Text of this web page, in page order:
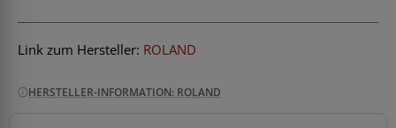
Link zum Hersteller: ROLAND
HERSTELLER-INFORMATION: ROLAND